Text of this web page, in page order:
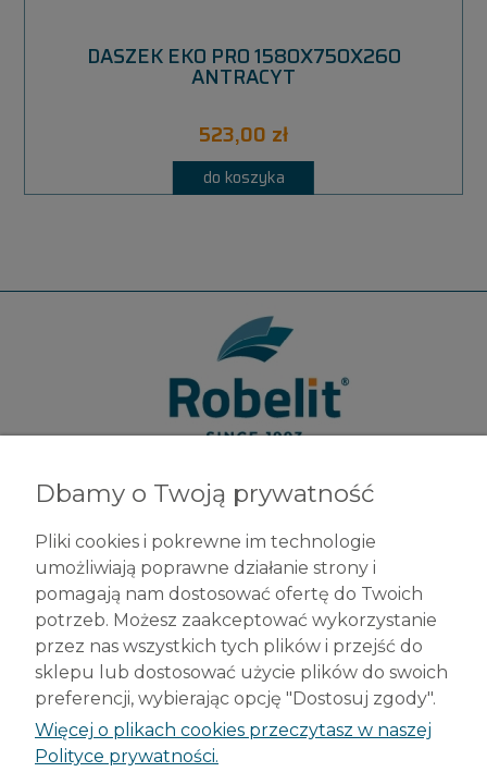
DASZEK EKO PRO 1580X750X260
ANTRACYT
523,00 zł
do koszyka
Robelit Sp. z o.o.
42-200 Częstochowa
tel. +48 (34) 377 42 98
info@robelit.pl
Pomoc
Płatności i dostawa
Dbamy o Twoją prywatność
Pliki cookies i pokrewne im technologie
umożliwiają poprawne działanie strony i
pomagają nam dostosować ofertę do Twoich
potrzeb. Możesz zaakceptować wykorzystanie
przez nas wszystkich tych plików i przejść do
sklepu lub dostosować użycie plików do swoich
preferencji, wybierając opcję "Dostosuj zgody".
Więcej o plikach cookies przeczytasz w naszej
Polityce prywatności.